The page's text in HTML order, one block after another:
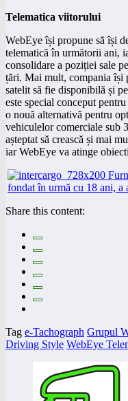
Telematica viitorului
WebEye își propune să își
telematică în următorii ani,
consolidare a poziției sale
țări. Mai mult, compania își
satelit să fie disponibilă și
este special conceput
o nouă alternativă pentru
vehiculelor comerciale sub
așteptat să crească și mai
iar WebEye va atinge
Share this content:
Tag e-Tachograph Grupul
Driving Style WebEye